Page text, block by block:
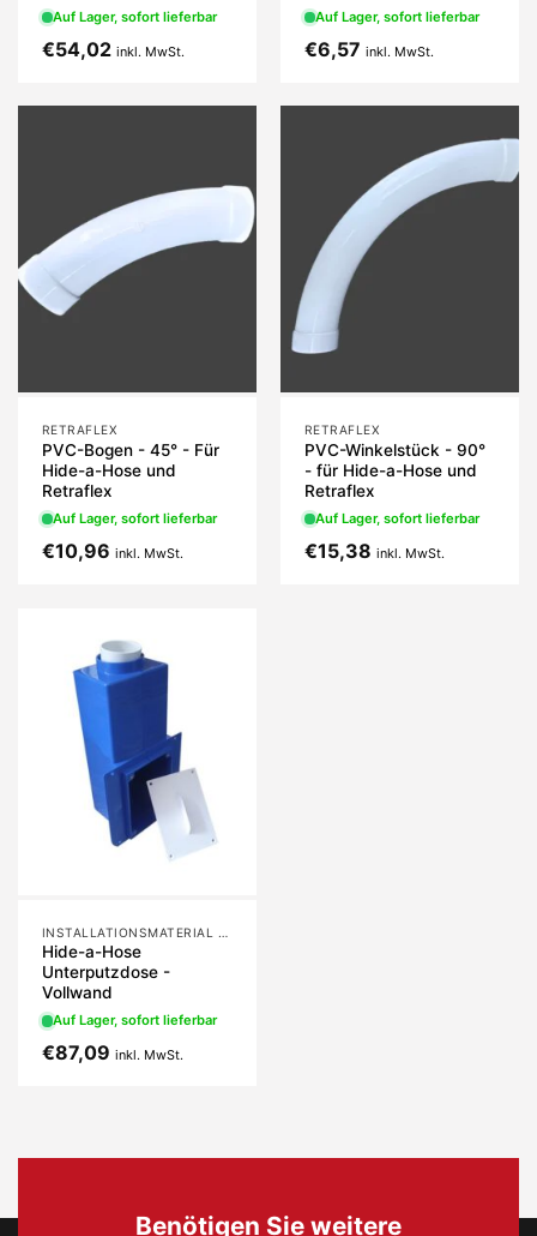
Auf Lager, sofort lieferbar
€54,02 inkl. MwSt.
Auf Lager, sofort lieferbar
€6,57 inkl. MwSt.
RETRAFLEX
PVC-Bogen - 45° - Für
Hide-a-Hose und
Retraflex
Auf Lager, sofort lieferbar
€10,96 inkl. MwSt.
RETRAFLEX
PVC-Winkelstück - 90°
- für Hide-a-Hose und
Retraflex
Auf Lager, sofort lieferbar
€15,38 inkl. MwSt.
INSTALLATIONSMATERIAL HIDE-A-HOSE UND RETRAFLEX
Hide-a-Hose
Unterputzdose -
Vollwand
Auf Lager, sofort lieferbar
€87,09 inkl. MwSt.
Benötigen Sie weitere